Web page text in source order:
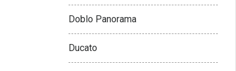
Doblo Panorama
Ducato